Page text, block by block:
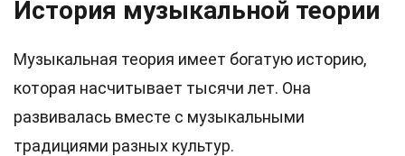
История музыкальной теории
Музыкальная теория имеет богатую историю,
которая насчитывает тысячи лет. Она
развивалась вместе с музыкальными
традициями разных культур.